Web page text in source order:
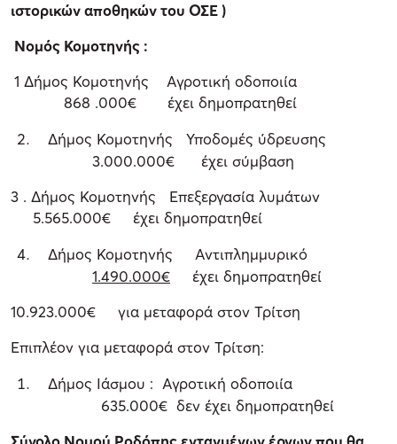
ιστορικών αποθηκών του ΟΣΕ )
Νομός Κομοτηνής :
1 Δήμος Κομοτηνής Αγροτική οδοποιία
868 .000€ έχει δημοπρατηθεί
Δήμος Κομοτηνής Υποδομές ύδρευσης
3.000.000€ έχει σύμβαση
3 . Δήμος Κομοτηνής Επεξεργασία λυμάτων
5.565.000€ έχει δημοπρατηθεί
Δήμος Κομοτηνής Αντιπλημμυρικό
1.490.000€ έχει δημοπρατηθεί
10.923.000€ για μεταφορά στον Τρίτση
Επιπλέον για μεταφορά στον Τρίτση:
Δήμος Ιάσμου : Αγροτική οδοποιία
635.000€ δεν έχει δημοπρατηθεί